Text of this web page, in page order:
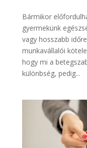
Bármikor
gyermekünk
vagy hosszabb
munkavállalói
hogy mi a
különbség, pedig...